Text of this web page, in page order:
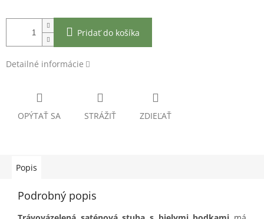
Pridať do košíka
Detailné informácie
OPÝTAŤ SA STRÁŽIŤ ZDIEĽAŤ
Popis
Podrobný popis